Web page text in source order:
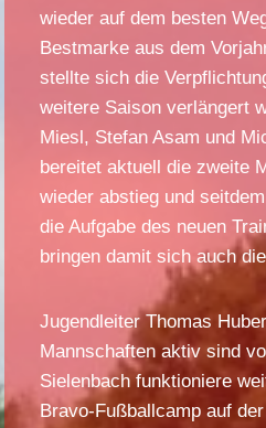
wieder auf dem besten
Bestmarke aus dem
stellte sich die
weitere Saison verlängert
Miesl, Stefan Asam und
bereitet aktuell die zweite
wieder abstieg und
die Aufgabe des neuen
bringen damit sich auch
Jugendleiter Thomas
Mannschaften aktiv sind
Sielenbach funktioniere
Bravo-Fußballcamp auf